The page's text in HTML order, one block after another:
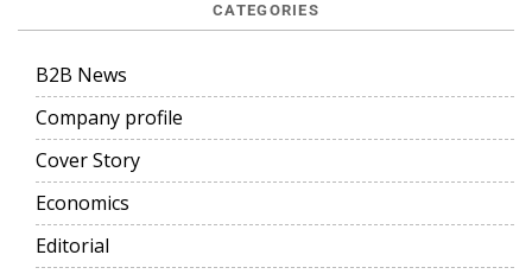
CATEGORIES
B2B News
Company profile
Cover Story
Economics
Editorial